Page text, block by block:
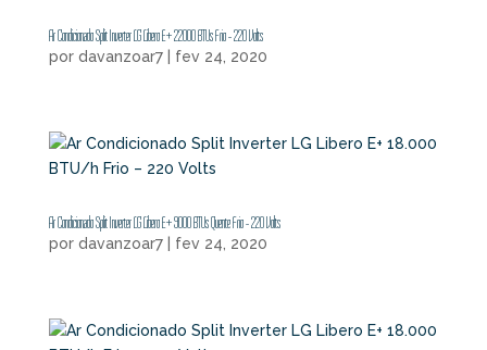
Ar Condicionado Split Inverter LG Libero E+ 22000 BTUs Frio – 220 Volts
por davanzoar7| fev 24, 2020
Ar Condicionado Split Inverter LG Libero E+ 9000 BTUs Quente Frio – 220 Volts
por davanzoar7| fev 24, 2020